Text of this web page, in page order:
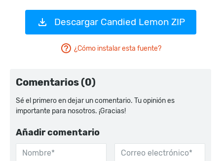
Descargar Candied Lemon ZIP
¿Cómo instalar esta fuente?
Comentarios (0)
Sé el primero en dejar un comentario. Tu opinión es
importante para nosotros. ¡Gracias!
Añadir comentario